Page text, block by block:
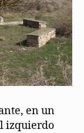
en un
izquierdo